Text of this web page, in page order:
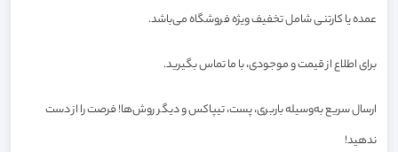
عمده یا کارتنی شامل تخفیف ویژه فروشگاه می‌باشد.
برای اطلاع از قیمت و موجودی، با ما تماس بگیرید.
ارسال سریع به‌وسیله باربری، پست، تیپاکس و دیگر روش‌ها! فرصت را از دست
ندهید!